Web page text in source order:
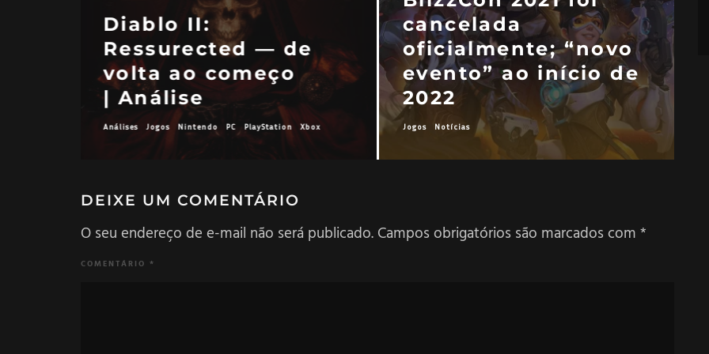
Diablo II:
Ressurected — de
volta ao começo
| Análise
Análises Jogos Nintendo PC PlayStation Xbox
cancelada
oficialmente; “novo
evento” ao início de
2022
Jogos Notícias
DEIXE UM COMENTÁRIO
O seu endereço de e-mail não será publicado. Campos obrigatórios são marcados com *
COMENTÁRIO *